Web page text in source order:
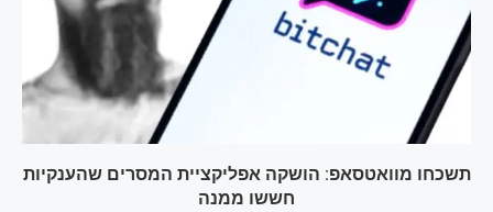
תשכחו מוואטסאפ: הושקה אפליקציית המסרים שהענקיות
חששו ממנה